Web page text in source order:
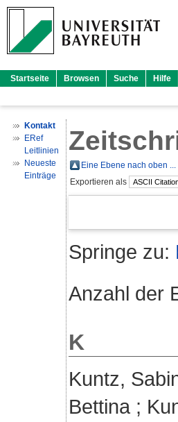
Startseite Browsen Suche Hilfe
Kontakt
ERef
Leitlinien
Neueste
Einträge
Eine Ebene nach oben ...
Exportieren als
Springe zu:
Anzahl der
K
Kuntz,
Bettina ;